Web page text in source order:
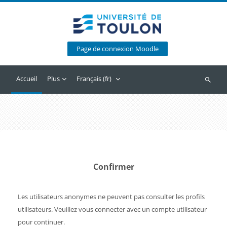
Page de connexion Moodle
Accueil Plus Français ‎(fr)‎
Confirmer
Les utilisateurs anonymes ne peuvent pas consulter les profils
utilisateurs. Veuillez vous connecter avec un compte utilisateur
pour continuer.